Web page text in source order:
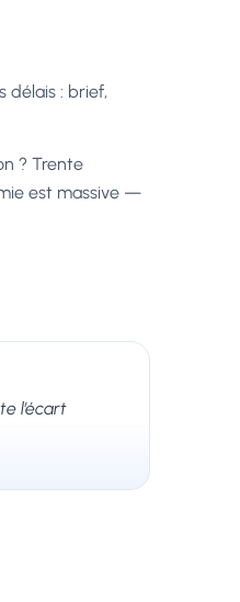
délais : brief,
? Trente
est massive —
l’écart